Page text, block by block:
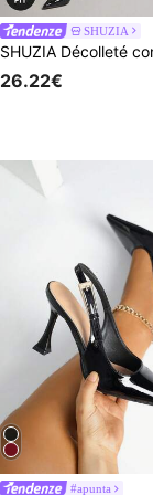
SHUZIA
26.22€
#apunta